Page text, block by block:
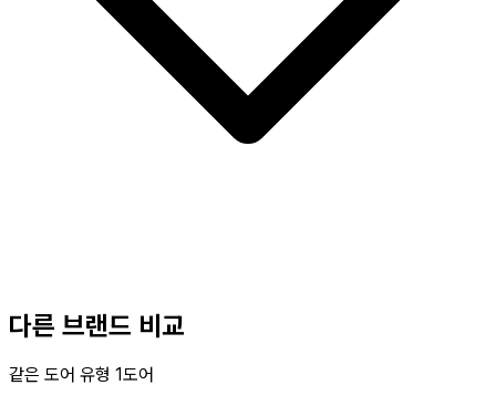
다른 브랜드 비교
같은 도어 유형 1도어